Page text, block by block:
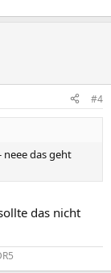
#4
neee das geht
das nicht